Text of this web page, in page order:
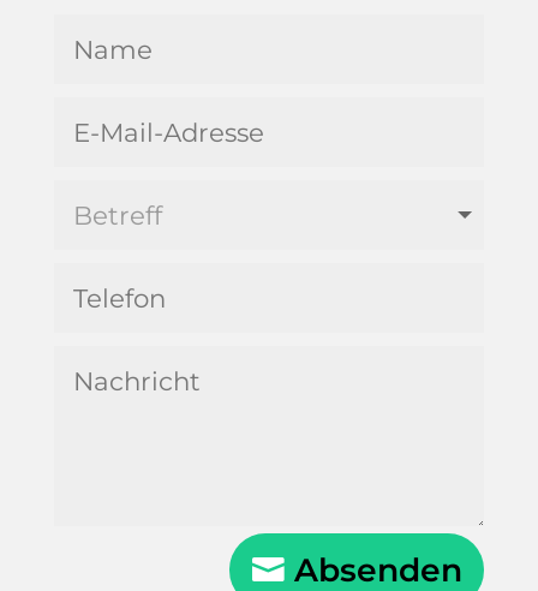
Absenden